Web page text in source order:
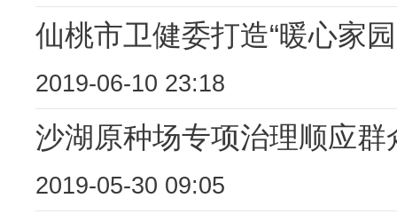
仙桃市卫健委打造“暖心家
2019-06-10 23:18
沙湖原种场专项治理顺应群
2019-05-30 09:05